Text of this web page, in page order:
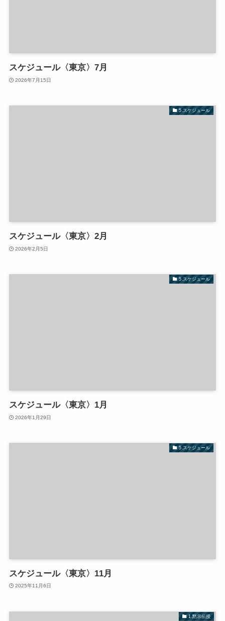
スケジュール〈東京〉7月
2026年7月15日
5.スケジュール
スケジュール〈東京〉2月
2026年2月5日
5.スケジュール
スケジュール〈東京〉1月
2026年1月29日
5.スケジュール
スケジュール〈東京〉11月
2025年11月6日
1.黙示伝授